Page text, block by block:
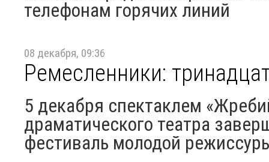
телефонам горячих линий
08 декабря, 09:36
Ремесленники:
5 декабря спектаклем
драматического театра
фестиваль молодой